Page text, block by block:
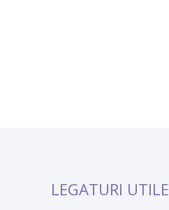
LEGATURI UTILE